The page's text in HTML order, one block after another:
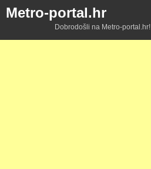
Metro-portal.hr
Dobrodošli na Metro-portal.hr!